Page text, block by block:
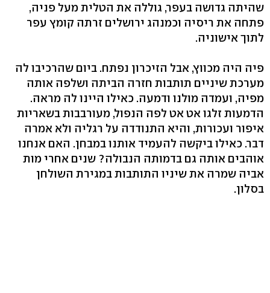
שהיתה גדושה בעפר, גוללה את הטלית מעל פניה,
פתחה את ריסיה וכמנהג ירושלים זרתה קומץ עפר
לתוך אישוניה.
פיה היה מכווץ, אבל הזיכרון נפתח. ביום שהרכיבו לה
מערכת שיניים תותבות חזרה הביתה ושלפה אותה
מפיה, ועמדה מולנו ודמעה. כאילו היינו לה מראה.
הדמעות זלגו אט אט לפה הנפול, מעורבבות בשאריות
איפור ועכורות, והיא התנודדה על רגליה ולא אמרה
דבר. כאילו ביקשה להעמיד אותנו במבחן. האם אנחנו
אוהבים אותה גם בדמותה הנבולה? שנים אחרי מות
אביה שמרה את שיניו התותבות במגירת השולחן
בסלון.